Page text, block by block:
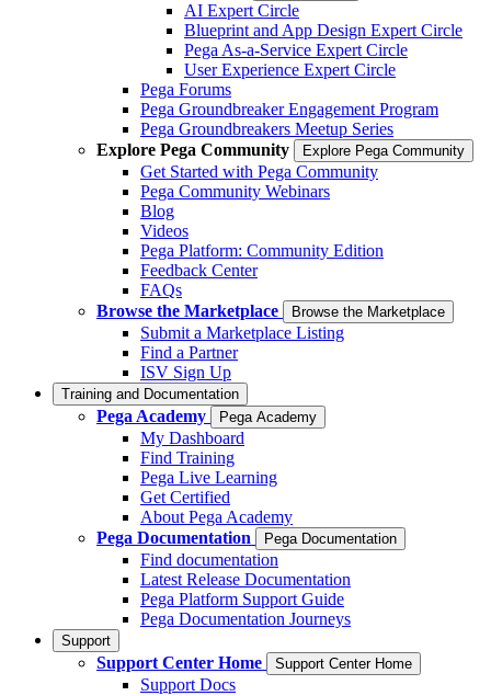
AI Expert Circle
Blueprint and App Design Expert Circle
Pega As-a-Service Expert Circle
User Experience Expert Circle
Pega Forums
Pega Groundbreaker Engagement Program
Pega Groundbreakers Meetup Series
Explore Pega Community
Explore Pega Community
Get Started with Pega Community
Pega Community Webinars
Blog
Videos
Pega Platform: Community Edition
Feedback Center
FAQs
Browse the Marketplace
Browse the Marketplace
Submit a Marketplace Listing
Find a Partner
ISV Sign Up
Training and Documentation
Pega Academy Pega Academy
My Dashboard
Find Training
Pega Live Learning
Get Certified
About Pega Academy
Pega Documentation
Pega Documentation
Find documentation
Latest Release Documentation
Pega Platform Support Guide
Pega Documentation Journeys
Support
Support Center Home Support Center Home
Support Docs